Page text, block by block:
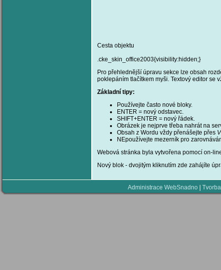
Cesta objektu
.cke_skin_office2003{visibility:hidden;}
Pro přehlednější úpravu sekce lze obsah
poklepáním tlačítkem myši. Textový editor se
Základní tipy:
Používejte často nové bloky.
ENTER = nový odstavec.
SHIFT+ENTER = nový řádek.
Obrázek je nejprve třeba nahrát na
Obsah z Wordu vždy přenášejte přes
NEpoužívejte mezerník pro
Webová stránka byla vytvořena pomocí on-
Nový blok - dvojitým kliknutím zde zahájíte
Administrace WebSnadno |